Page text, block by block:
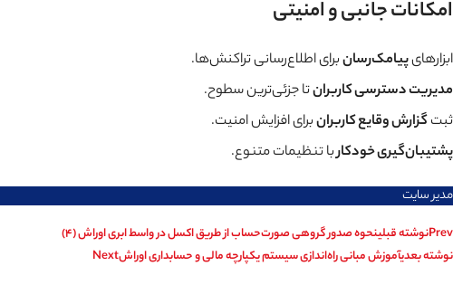
امکانات جانبی و امنیتی
ابزارهایپیامک‌رسانبرای اطلاع‌رسانی تراکنش‌ها.
مدیریت دسترسی کاربرانتا جزئی‌ترین سطوح.
ثبتگزارش وقایع کاربرانبرای افزایش امنیت.
پشتیبان‌گیری خودکاربا تنظیمات متنوع.
مدیر سایت
Prevنوشته قبلینحوه صدور گروهی صورت‌حساب از طریق اکسل در واسط ابری اوراش (4)
نوشته بعدیآموزش مبانی راه‌اندازی سیستم یکپارچه مالی و حسابداری اوراشNext